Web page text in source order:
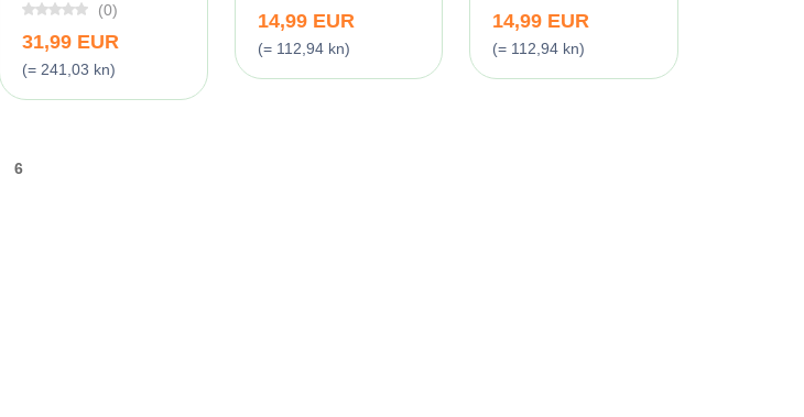
(0)
31,99 EUR
(= 241,03 kn)
14,99 EUR
(= 112,94 kn)
14,99 EUR
(= 112,94 kn)
6